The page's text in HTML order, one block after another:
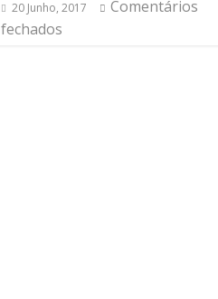
20 Junho, 2017
Comentários
fechados